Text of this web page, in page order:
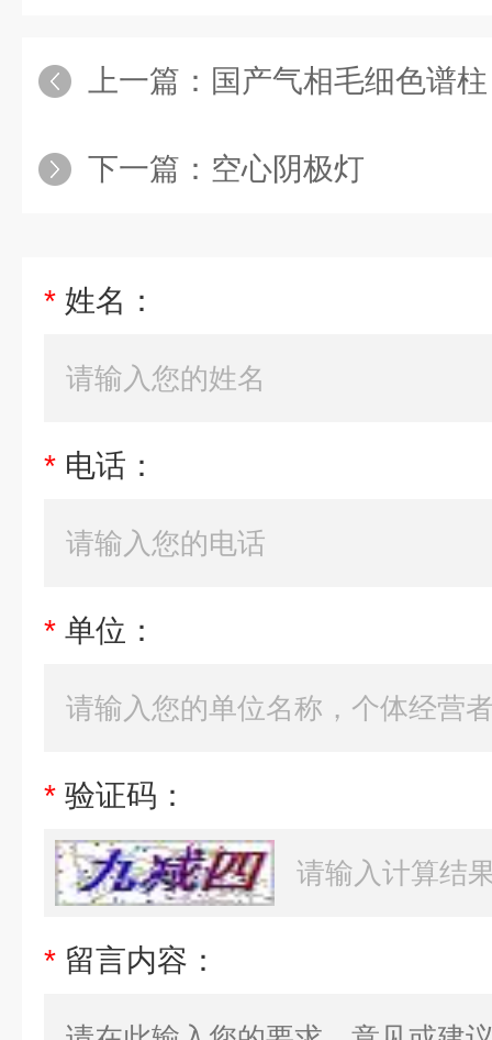
上一篇： 国产气相毛细色谱柱
下一篇： 空心阴极灯
* 姓名：
* 电话：
* 单位：
* 验证码：
* 留言内容：